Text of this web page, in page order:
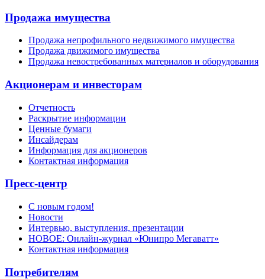
Продажа имущества
Продажа непрофильного недвижимого имущества
Продажа движимого имущества
Продажа невостребованных материалов и оборудования
Акционерам и инвесторам
Отчетность
Раскрытие информации
Ценные бумаги
Инсайдерам
Информация для акционеров
Контактная информация
Пресс-центр
С новым годом!
Новости
Интервью, выступления, презентации
НОВОЕ: Онлайн-журнал «Юнипро Мегаватт»
Контактная информация
Потребителям